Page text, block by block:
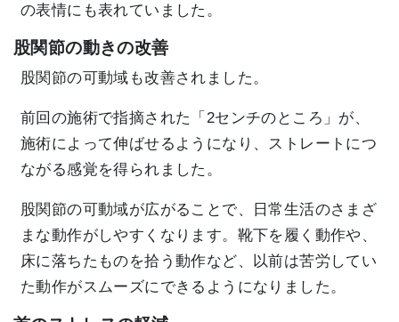
の表情にも表れていました。
股関節の動きの改善
股関節の可動域も改善されました。
前回の施術で指摘された「2センチのところ」が、
施術によって伸ばせるようになり、ストレートにつ
ながる感覚を得られました。
股関節の可動域が広がることで、日常生活のさまざ
まな動作がしやすくなります。靴下を履く動作や、
床に落ちたものを拾う動作など、以前は苦労してい
た動作がスムーズにできるようになりました。